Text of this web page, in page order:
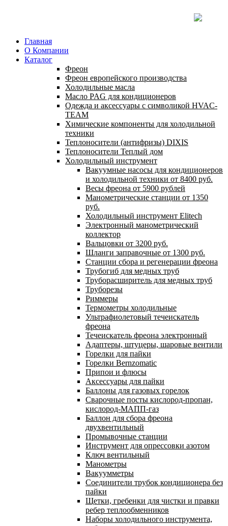
Главная
О Компании
Каталог
Фреон
Фреон европейского производства
Холодильные масла
Масло PAG для кондиционеров
Одежда и аксессуары с символикой HVAC-
TEAM
Химические компоненты для холодильной
техники
Теплоносители (антифризы) DIXIS
Теплоносители Теплый дом
Холодильный инструмент
Вакуумные насосы для кондиционеров
и холодильной техники от 8400 руб.
Весы фреона от 5900 рублей
Манометрические станции от 1350
руб.
Холодильный инструмент Elitech
Электронный манометрический
коллектор
Вальцовки от 3200 руб.
Шланги заправочные от 1300 руб.
Станции сбора и регенерации фреона
Трубогиб для медных труб
Труборасширитель для медных труб
Труборезы
Риммеры
Термометры холодильные
Ультрафиолетовый течеискатель
фреона
Течеискатель фреона электронный
Адаптеры, штуцеры, шаровые вентили
Горелки для пайки
Горелки Bernzomatic
Припои и флюсы
Аксессуары для пайки
Баллоны для газовых горелок
Сварочные посты кислород-пропан,
кислород-МАПП-газ
Баллон для сбора фреона
двухвентильный
Промывочные станции
Инструмент для опрессовки азотом
Ключ вентильный
Манометры
Вакуумметры
Соединители трубок кондиционера без
пайки
Щетки, гребенки для чистки и правки
ребер теплообменников
Наборы холодильного инструмента,